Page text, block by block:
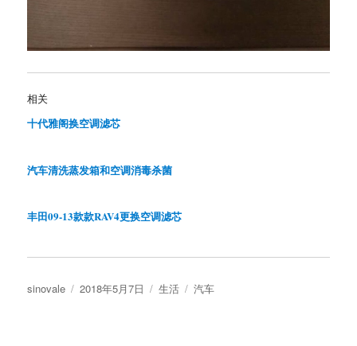
相关
十代雅阁换空调滤芯
汽车清洗蒸发箱和空调消毒杀菌
丰田09-13款款RAV4更换空调滤芯
作
sinovale
发
2018年5月7日
分
生活
标
汽车